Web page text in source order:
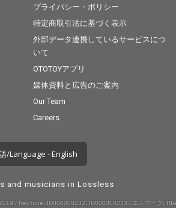
プライバシー・ポリシー
特定商取引法に基づく表示
外部データ連携しているサービスにつ
いて
OTOTOYアプリ
媒体資料と広告のご案内
Our Team
Careers
/Language - English
and musicians in Lossless
/ NexTone: ID000000232, ID000000233 / エルマーク: